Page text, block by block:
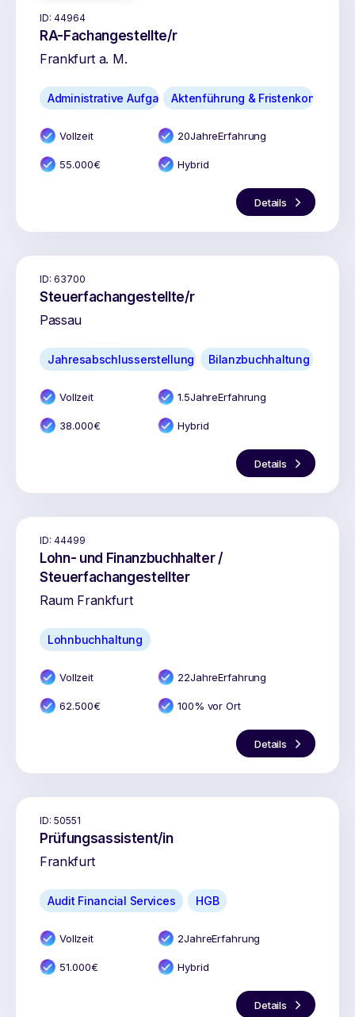
ID: 44964
RA-Fachangestellte/r
Frankfurt a. M.
Administrative AufgabenAktenführung & Fristenkontrolle
Vollzeit 20JahreErfahrung
55.000€ Hybrid
Details
ID: 63700
Steuerfachangestellte/r
Passau
Jahresabschlusserstellung Bilanzbuchhaltung
Vollzeit 1.5JahreErfahrung
38.000€ Hybrid
Details
ID: 44499
Lohn- und Finanzbuchhalter /
Steuerfachangestellter
Raum Frankfurt
Lohnbuchhaltung
Vollzeit 22JahreErfahrung
62.500€ 100% vor Ort
Details
ID: 50551
Prüfungsassistent/in
Frankfurt
Audit Financial Services HGB
Vollzeit 2JahreErfahrung
51.000€ Hybrid
Details